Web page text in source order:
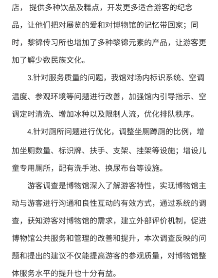
店， 提供多种饮品及糕点，开发更多适合游客的纪念
品，让他们把对展览的爱和对博物馆的记忆带回家；同
时，黎锦传习所也增加了多种黎锦元素的产品，让游客更
加了解少数民族文化。
3.针对服务质量的问题，我馆对场内标识系统、空调
温度、参观环境等问题进行改善，加强馆内引导指示、空
调定时清洗、增加冰种以及限制人流，优化排队秩序。
4.针对厕所问题进行优化，调整坐厕蹲厕的比例，增
加坐厕数量、标识牌、扶手、支架、挂架等设施；增设儿
童专用厕所，配有洗手池、换尿布台等设施。
游客调查是博物馆深入了解游客特性，实现博物馆主
动与游客进行沟通和良性互动的有效方式，通过系统的调
查，获知游客对博物馆的需求，建立外部评价机制，促进
博物馆公共服务和管理的改善和提升，本次调查反映的问
题和提出的建议不仅能提高游客的参观质量，对博物馆整
体服务水平的提升也十分有益。